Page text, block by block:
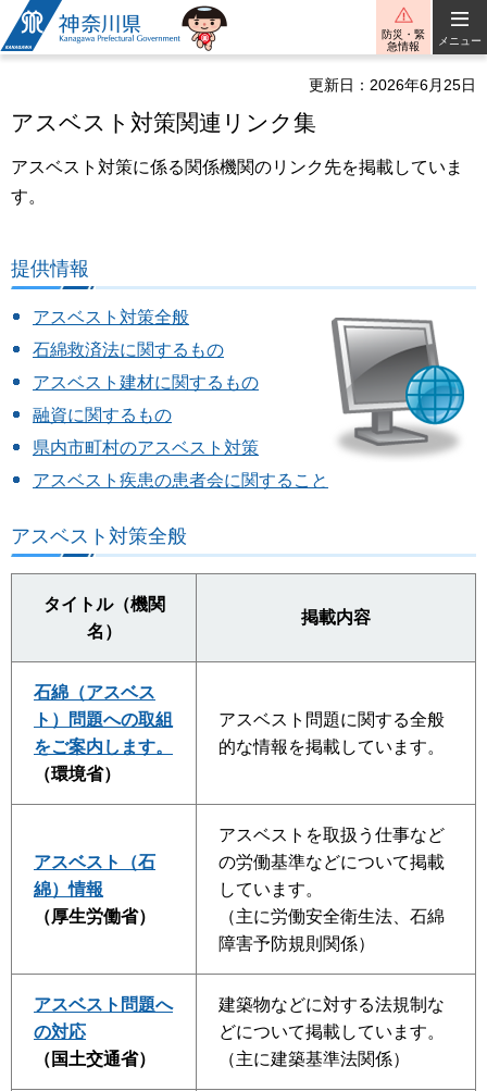
神奈川県
防災・緊
急情報
メニュー
更新日：2026年6月25日
アスベスト対策関連リンク集
アスベスト対策に係る関係機関のリンク先を掲載していま
す。
提供情報
アスベスト対策全般
石綿救済法に関するもの
アスベスト建材に関するもの
融資に関するもの
県内市町村のアスベスト対策
アスベスト疾患の患者会に関すること
アスベスト対策全般
タイトル（機関
名）
掲載内容
石綿（アスベス
ト）問題への取組
をご案内します。
（環境省）
アスベスト問題に関する全般
的な情報を掲載しています。
アスベスト（石
綿）情報
（厚生労働省）
アスベストを取扱う仕事など
の労働基準などについて掲載
しています。
（主に労働安全衛生法、石綿
障害予防規則関係）
アスベスト問題へ
の対応
（国土交通省）
建築物などに対する法規制な
どについて掲載しています。
（主に建築基準法関係）